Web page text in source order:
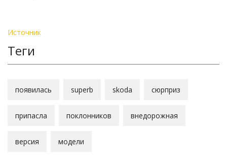
Источник
Теги
появилась superb skoda сюрприз
припасла поклонников внедорожная
версия модели